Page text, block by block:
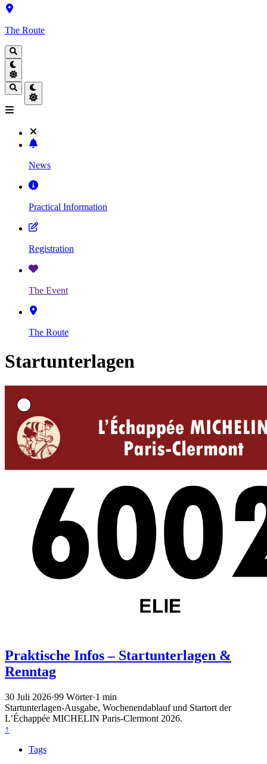
The Route
News
Practical Information
Registration
The Event
The Route
Startunterlagen
Praktische Infos – Startunterlagen &
Renntag
30 Juli 2026·99 Wörter·1 min
Startunterlagen-Ausgabe, Wochenendablauf und Startort der
L’Échappée MICHELIN Paris-Clermont 2026.
↑
Tags